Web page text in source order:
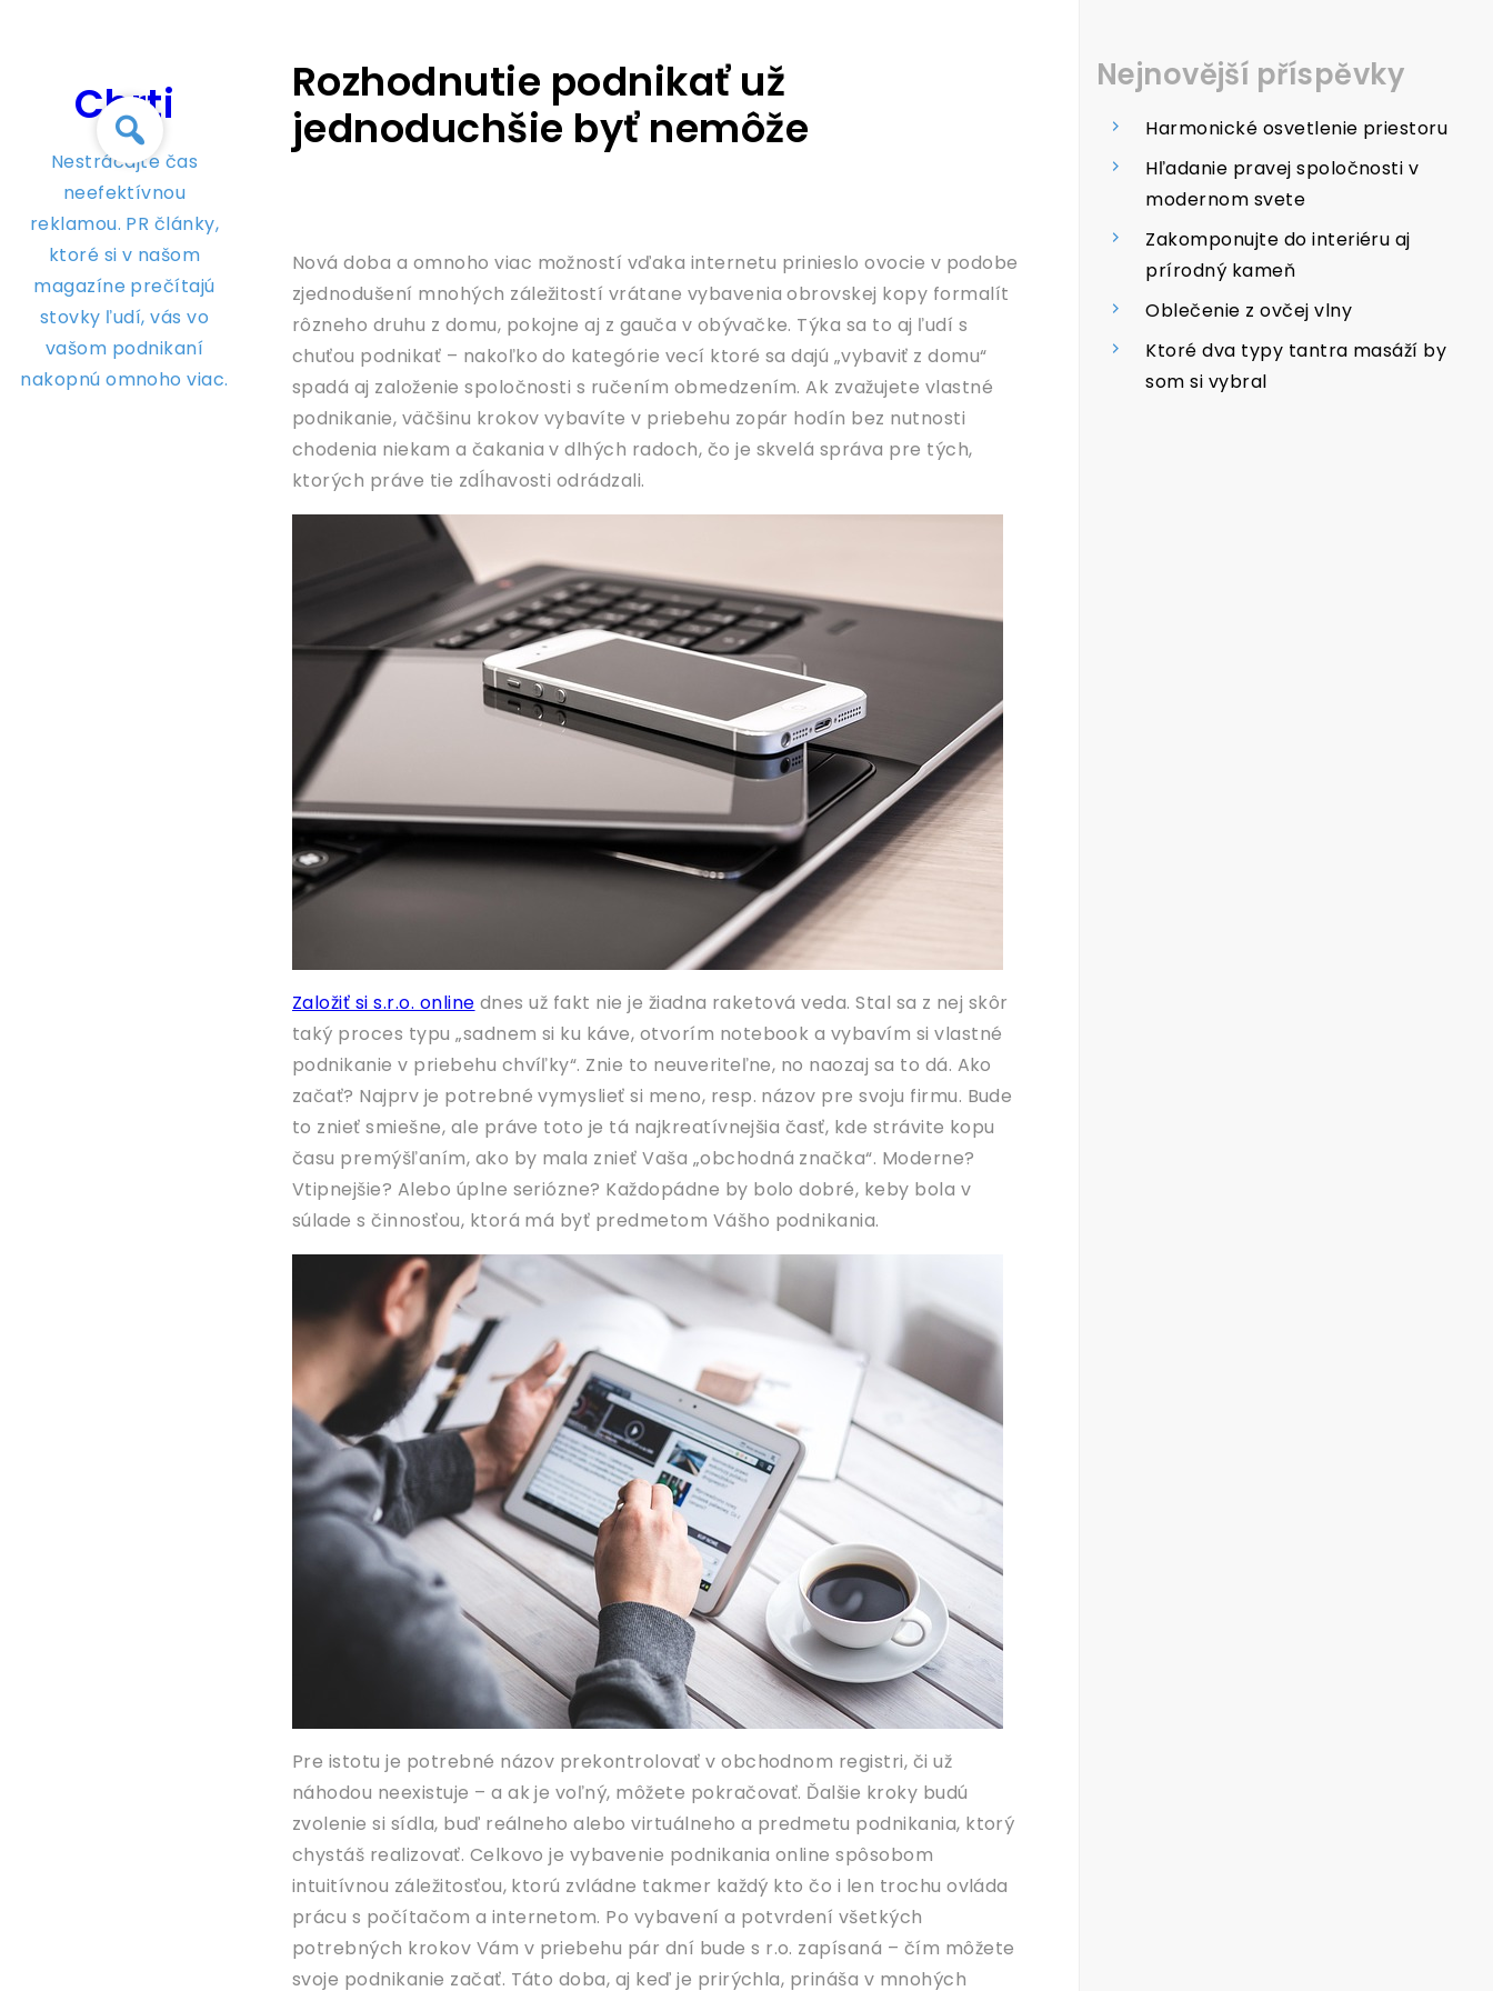
Chrti
Nestrácajte čas
neefektívnou
reklamou. PR články,
ktoré si v našom
magazíne prečítajú
stovky ľudí, vás vo
vašom podnikaní
nakopnú omnoho viac.
Rozhodnutie podnikať už
jednoduchšie byť nemôže
Nová doba a omnoho viac možností vďaka internetu prinieslo ovocie v podobe
zjednodušení mnohých záležitostí vrátane vybavenia obrovskej kopy formalít
rôzneho druhu z domu, pokojne aj z gauča v obývačke. Týka sa to aj ľudí s
chuťou podnikať – nakoľko do kategórie vecí ktoré sa dajú „vybaviť z domu“
spadá aj založenie spoločnosti s ručením obmedzením. Ak zvažujete vlastné
podnikanie, väčšinu krokov vybavíte v priebehu zopár hodín bez nutnosti
chodenia niekam a čakania v dlhých radoch, čo je skvelá správa pre tých,
ktorých práve tie zdĺhavosti odrádzali.
Založiť si s.r.o. online dnes už fakt nie je žiadna raketová veda. Stal sa z nej skôr
taký proces typu „sadnem si ku káve, otvorím notebook a vybavím si vlastné
podnikanie v priebehu chvíľky“. Znie to neuveriteľne, no naozaj sa to dá. Ako
začať? Najprv je potrebné vymyslieť si meno, resp. názov pre svoju firmu. Bude
to znieť smiešne, ale práve toto je tá najkreatívnejšia časť, kde strávite kopu
času premýšľaním, ako by mala znieť Vaša „obchodná značka“. Moderne?
Vtipnejšie? Alebo úplne seriózne? Každopádne by bolo dobré, keby bola v
súlade s činnosťou, ktorá má byť predmetom Vášho podnikania.
Pre istotu je potrebné názov prekontrolovať v obchodnom registri, či už
náhodou neexistuje – a ak je voľný, môžete pokračovať. Ďalšie kroky budú
zvolenie si sídla, buď reálneho alebo virtuálneho a predmetu podnikania, ktorý
chystáš realizovať. Celkovo je vybavenie podnikania online spôsobom
intuitívnou záležitosťou, ktorú zvládne takmer každý kto čo i len trochu ovláda
prácu s počítačom a internetom. Po vybavení a potvrdení všetkých
potrebných krokov Vám v priebehu pár dní bude s r.o. zapísaná – čím môžete
svoje podnikanie začať. Táto doba, aj keď je prirýchla, prináša v mnohých
Nejnovější příspěvky
Harmonické osvetlenie priestoru
Hľadanie pravej spoločnosti v
modernom svete
Zakomponujte do interiéru aj
prírodný kameň
Oblečenie z ovčej vlny
Ktoré dva typy tantra masáží by
som si vybral